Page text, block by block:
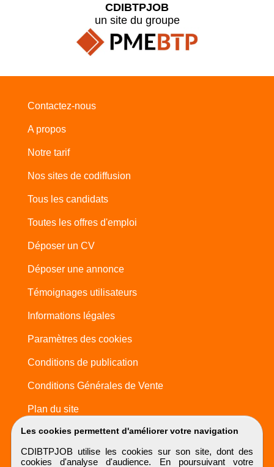
Les cookies permettent d'améliorer votre navigation
CDIBTPJOB utilise les cookies sur son site, dont des
cookies d'analyse d'audience. En poursuivant votre
CDIBTPJOB
un site du groupe
Contactez-nous
A propos
Notre tarif
Nos sites de codiffusion
Tous les candidats
Toutes les offres d'emploi
Déposer un CV
Déposer une annonce
Témoignages utilisateurs
Informations légales
Paramètres des cookies
Conditions de publication
Conditions Générales de Vente
Plan du site